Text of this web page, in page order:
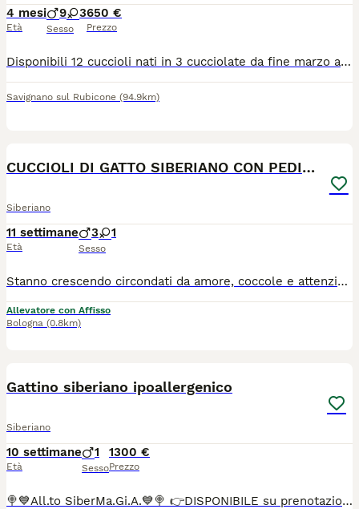
4 mesi
Età
9 3
Sesso
650 €
Prezzo
Disponibili 12 cuccioli nati in 3 cucciolate da fine marzo ai primi d'aprile. Cresciuti in famiglia , abituati alla lettiera, tiragraffi e gattaiola. Addestrati alla Per Terapia. Visita veterinaria di sana e robusta costituzione, primo vaccino , sverminazione libretto sanitario. Disponibili dal 13 giugno e prenotabili con caparra di 250 euro.
Savignano sul Rubicone (94.9km)
CUCCIOLI DI GATTO SIBERIANO CON PEDIGREE ENFI
Siberiano
11 settimane
Età
3 1
Sesso
Stanno crescendo circondati da amore, coccole e attenzioni, e ora iniziano a cercare la loro famiglia per la vita. ❤️ I nostri splendidi cuccioli Siberiani provengono da genitori entrambi con pedigree ENFI, testati FIV e FeLV negativi ed esenti da patologie genetiche cardiache. ✨ Carattere dolce e affettuoso ✨ Cresciuti in famiglia a stretto contatto con persone e bambini ✨ Abituati alla lettiera e al tiragraffi ✨ Pedigree ENFI ✨ Libretto sanitario ✨ Vaccinazioni e sverminazioni eseguite ✨ Contratto di cessione e garanzie sanitarie ✨ Kit di benvenuto cucciolo Il gatto Siberiano è una razza meravigliosa: intelligente, equilibrata, molto legata alla famiglia e adatta alla vita domestica. 📍 Visibili presso l’Allevamento “Fusa delle Nevi” con i genitori. Per chi non fosse della zona possibilità di conoscere cuccioli e genitori in videochiamata e possibilità di consegna . Se state cercando un compagno speciale che vi accompagni per tanti anni, potreste averlo appena trovato. 🐱❤️ I cuccioli non sono né in regalo né in adozione , cortesemente contattare solo se realmente interessati .
Allevatore con Affisso
Bologna (0.8km)
Gattino siberiano ipoallergenico
Siberiano
10 settimane
Età
1
Sesso
1300 €
Prezzo
🍭💙All.to SiberMa.Gi.A.💙🍭 👉DISPONIBILE su prenotazione siberiano tradizionale!🌟🐱🌟 Maschio 🩵 ♥️Potranno lasciare l'allevamento dai 90 gg con: 📌Chip 📌Vaccini 📌Profilassi antielmintica completa 📌Snap giardia negativo 📌Coprologico per flottazione negativo 📌profilassi antiparassitaria in corso di validità 📌libretto sanitario 📌certificato di buona salute 📌pedigree RICONOSCIUTO DAL MINISTERO delle politiche agricole 📌copia degli esami Hcm, pkd, Pkdef dei genitori.♥️ 📌Assistenza all' inserimento in famiglia 📌 Assistenza alla nutrizione ♦️Abituati in contesto domestico e famigliare, abituati ai cani, altri gatti e bambini♦️